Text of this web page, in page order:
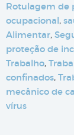
Rotulagem de
ocupacional,
Alimentar,
proteção de
Trabalho,
confinados,
mecânico de
vírus